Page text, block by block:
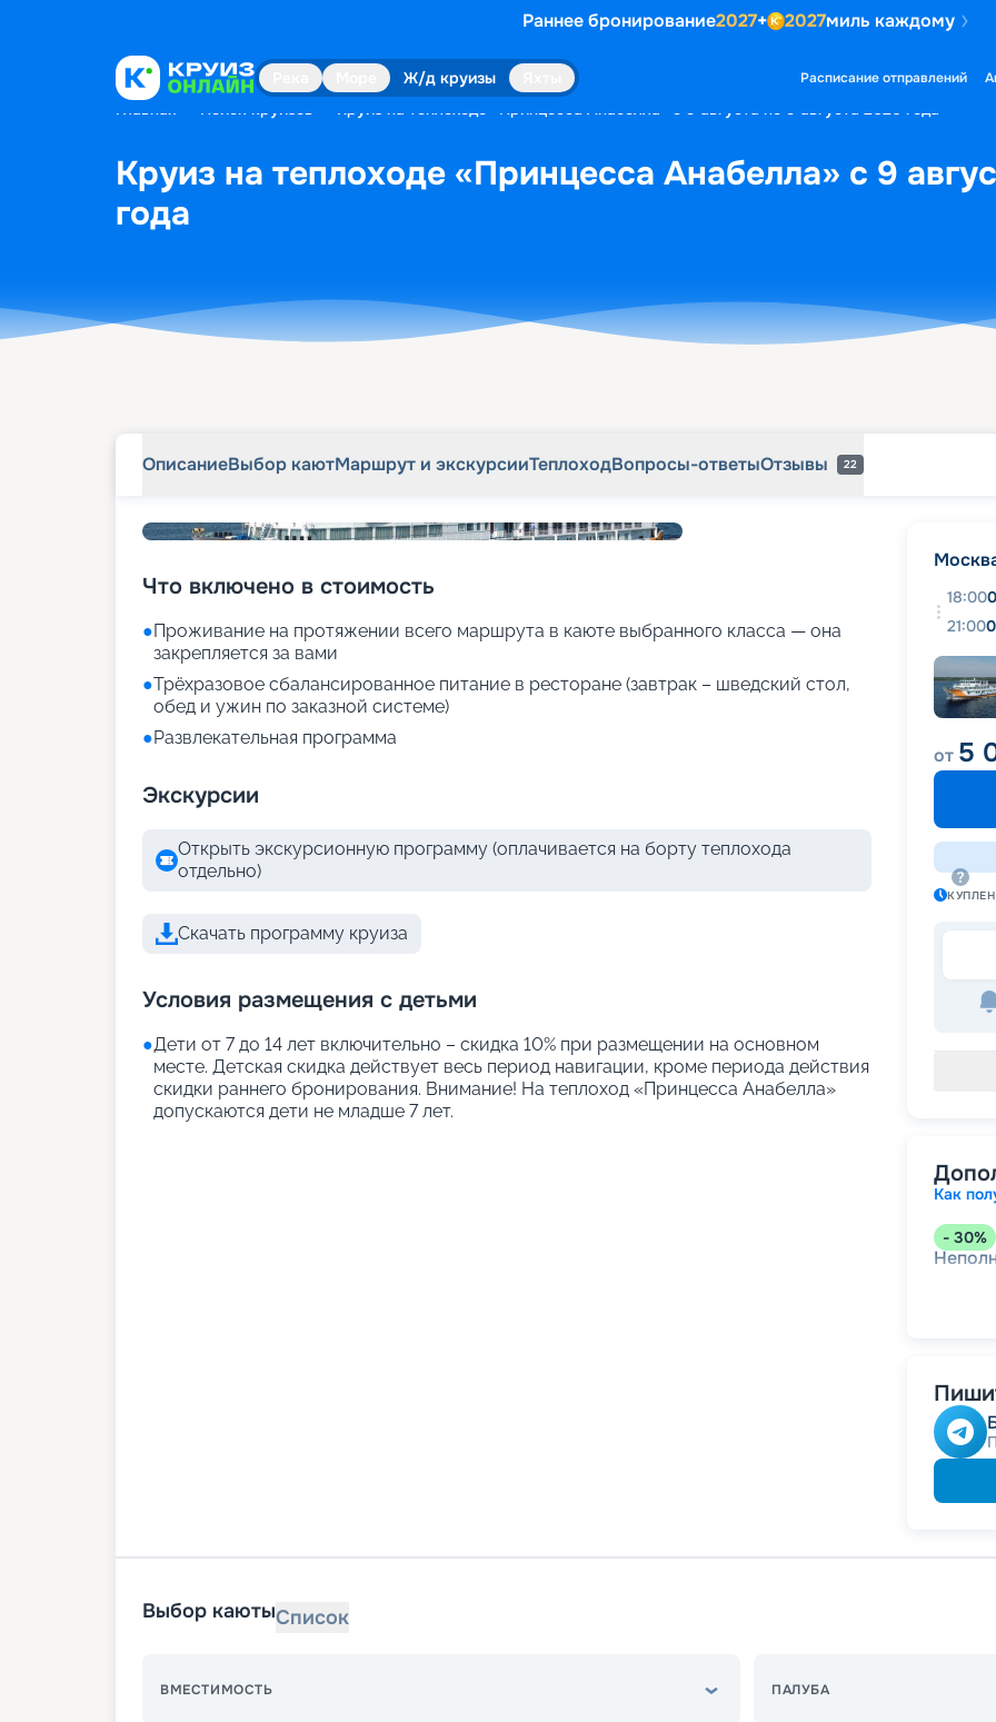
Раннее бронирование2027+ 2027миль каждому
Ж/д круизы Расписание отправлений
Главная Поиск круизов Круиз на теплоходе «Принцесса Анабелла» с 9 августа по 9 августа 2026 года
Круиз на теплоходе «Принцесса Анабелла» с 9
года
ОписаниеВыбор каютМаршрут и экскурсииТеплоходВопросы-ответыОтзывы 22
Что включено в стоимость
●Проживание на протяжении всего маршрута в каюте выбранного класса — она
закрепляется за вами
●Трёхразовое сбалансированное питание в ресторане (завтрак – шведский стол,
обед и ужин по заказной системе)
●Развлекательная программа
Экскурсии
Открыть экскурсионную программу (оплачивается на борту теплохода
отдельно)
Скачать программу круиза
Условия размещения с детьми
●Дети от 7 до 14 лет включительно – скидка 10% при размещении на основном
месте. Детская скидка действует весь период навигации, кроме периода действия
скидки раннего бронирования. Внимание! На теплоход «Принцесса Анабелла»
допускаются дети не младше 7 лет.
18:00
21:00
от 5
Как
- 30%
Выбор каютыСписок
ВМЕСТИМОСТЬ ПАЛУБА